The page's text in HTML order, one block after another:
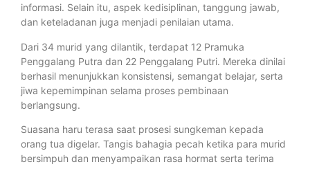
informasi. Selain itu, aspek kedisiplinan, tanggung jawab,
dan keteladanan juga menjadi penilaian utama.
Dari 34 murid yang dilantik, terdapat 12 Pramuka
Penggalang Putra dan 22 Penggalang Putri. Mereka dinilai
berhasil menunjukkan konsistensi, semangat belajar, serta
jiwa kepemimpinan selama proses pembinaan
berlangsung.
Suasana haru terasa saat prosesi sungkeman kepada
orang tua digelar. Tangis bahagia pecah ketika para murid
bersimpuh dan menyampaikan rasa hormat serta terima